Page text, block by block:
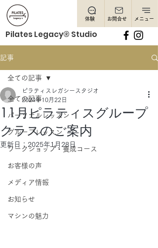
体験 お問合せ メニュー
Pilates Legacy® Studio
記事
全ての記事
パーソナルレッスン
グループレッスン
ワークショップ・養成コース
お客様の声
メディア情報
お知らせ
マシンの魅力
全ての記事
11月ピラティスグループ
クラスのご案内
ピラティスレガシースタジオ
2024年10月22日
更新日： 2025年1月28日